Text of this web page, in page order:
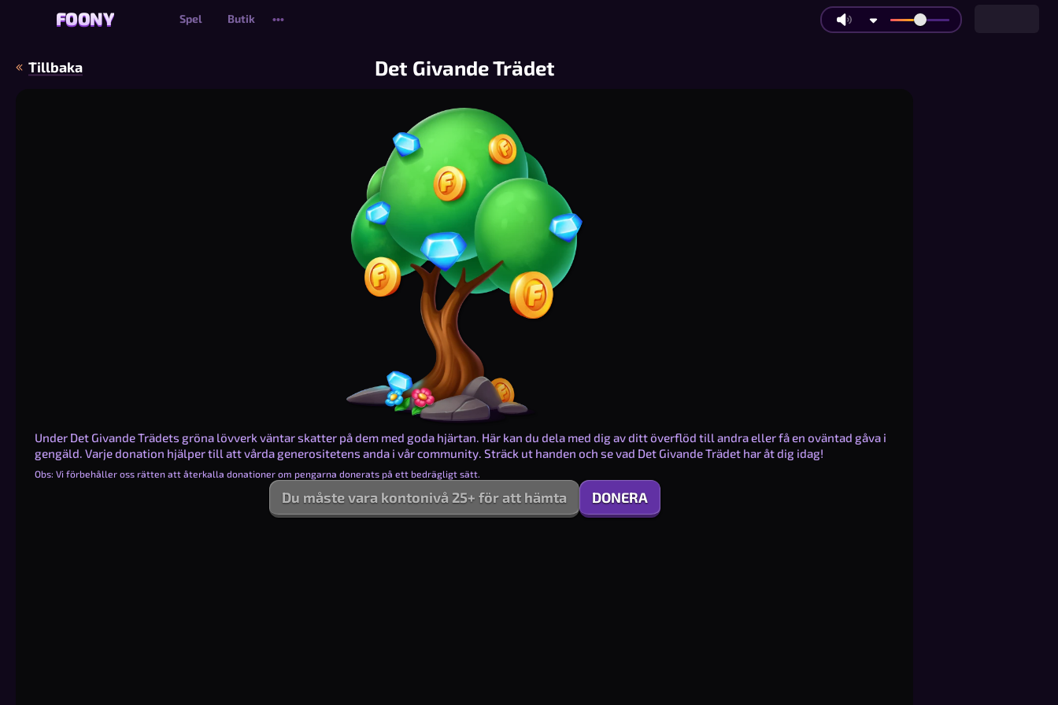
FOONY
FOONY Spel Butik •••
Tillbaka Det Givande Trädet
Under Det Givande Trädets gröna lövverk väntar skatter på dem med goda hjärtan. Här kan du dela med dig av ditt överflöd till andra eller få en oväntad gåva i
gengäld. Varje donation hjälper till att vårda generositetens anda i vår community. Sträck ut handen och se vad Det Givande Trädet har åt dig idag!
Obs: Vi förbehåller oss rätten att återkalla donationer om pengarna donerats på ett bedrägligt sätt.
Du måste vara kontonivå 25+ för att hämta DONERA